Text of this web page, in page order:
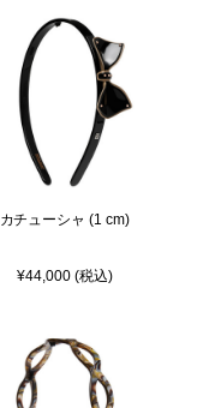
カチューシャ (1 cm)
¥44,000 (税込)